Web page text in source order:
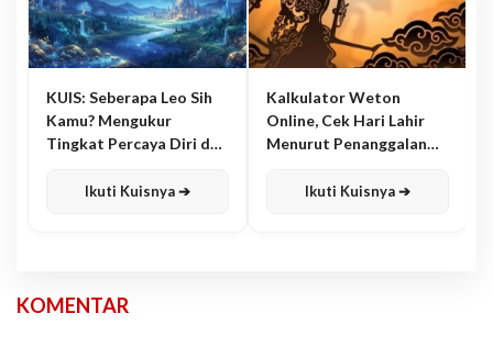
KUIS: Seberapa Leo Sih
Kamu? Mengukur
Tingkat Percaya Diri dan
Ikuti Kuisnya ➔
Kalkulator Weton
Online, Cek Hari Lahir
Menurut Penanggalan
Ikuti Kuisnya ➔
KOMENTAR